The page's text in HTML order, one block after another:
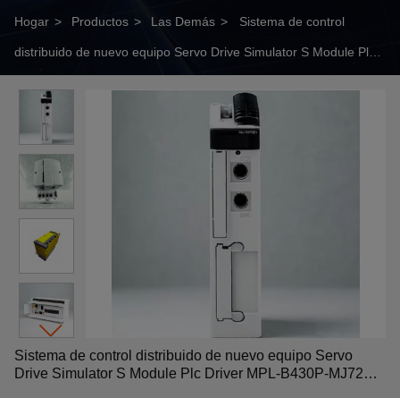
Hogar > Productos > Las Demás > Sistema de control
distribuido de nuevo equipo Servo Drive Simulator S Module Plc
X20AI2622 MK070E-33DT 2CSM142120R1201 3UF7000-
1AU00-0
Sistema de control distribuido de nuevo equipo Servo
Drive Simulator S Module Plc Driver MPL-B430P-MJ72AA